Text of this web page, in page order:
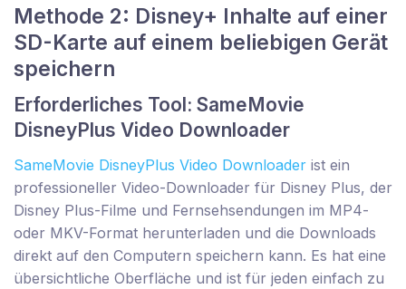
Methode 2: Disney+ Inhalte auf einer
SD-Karte auf einem beliebigen Gerät
speichern
Erforderliches Tool: SameMovie
DisneyPlus Video Downloader
SameMovie DisneyPlus Video Downloader ist ein
professioneller Video-Downloader für Disney Plus, der
Disney Plus-Filme und Fernsehsendungen im MP4-
oder MKV-Format herunterladen und die Downloads
direkt auf den Computern speichern kann. Es hat eine
übersichtliche Oberfläche und ist für jeden einfach zu